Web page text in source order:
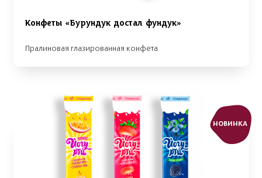
Конфеты «Бурундук достал фундук»
Пралиновая глазированная конфета
НОВИНКА